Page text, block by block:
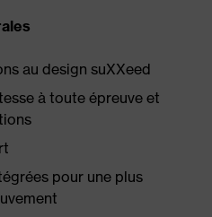
au design suXXeed
à toute épreuve et
pour une plus